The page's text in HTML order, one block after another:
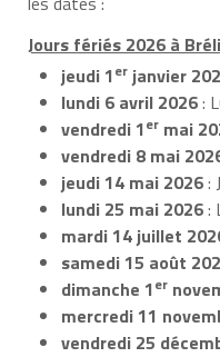
Jours fériés 2026 à
jeudi 1er janvier
lundi 6 avril 2026:
vendredi 1er mai
vendredi 8 mai
jeudi 14 mai 2026:
lundi 25 mai 2026:
mardi 14 juillet
samedi 15 août
dimanche 1er
mercredi 11
vendredi 25